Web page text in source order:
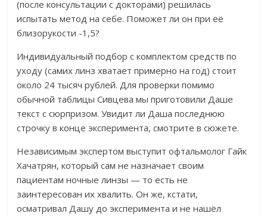
(после консультации с докторами) решилась
испытать метод на себе. Поможет ли он при её
близорукости -1,5?
Индивидуальный подбор с комплектом средств по
уходу (самих линз хватает примерно на год) стоит
около 24 тысяч рублей. Для проверки помимо
обычной таблицы Сивцева мы приготовили Даше
текст с сюрпризом. Увидит ли Даша последнюю
строчку в конце эксперимента, смотрите в сюжете.
Независимым экспертом выступит офтальмолог Гайк
Хачатрян, который сам не назначает своим
пациентам ночные линзы — то есть не
заинтересован их хвалить. Он же, кстати,
осматривал Дашу до эксперимента и не нашёл